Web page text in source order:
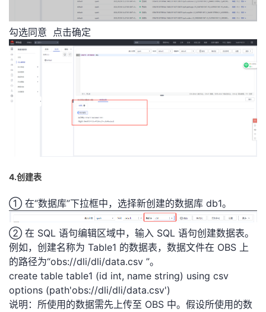
勾选同意 点击确定
4.创建表
① 在“数据库”下拉框中，选择新创建的数据库 db1。
② 在 SQL 语句编辑区域中，输入 SQL 语句创建数据表。
例如，创建名称为 Table1 的数据表，数据文件在 OBS 上
的路径为“obs://dli/dli/data.csv ”。
create table table1 (id int, name string) using csv
options (path'obs://dli/dli/data.csv')
说明：所使用的数据需先上传至 OBS 中。假设所使用的数